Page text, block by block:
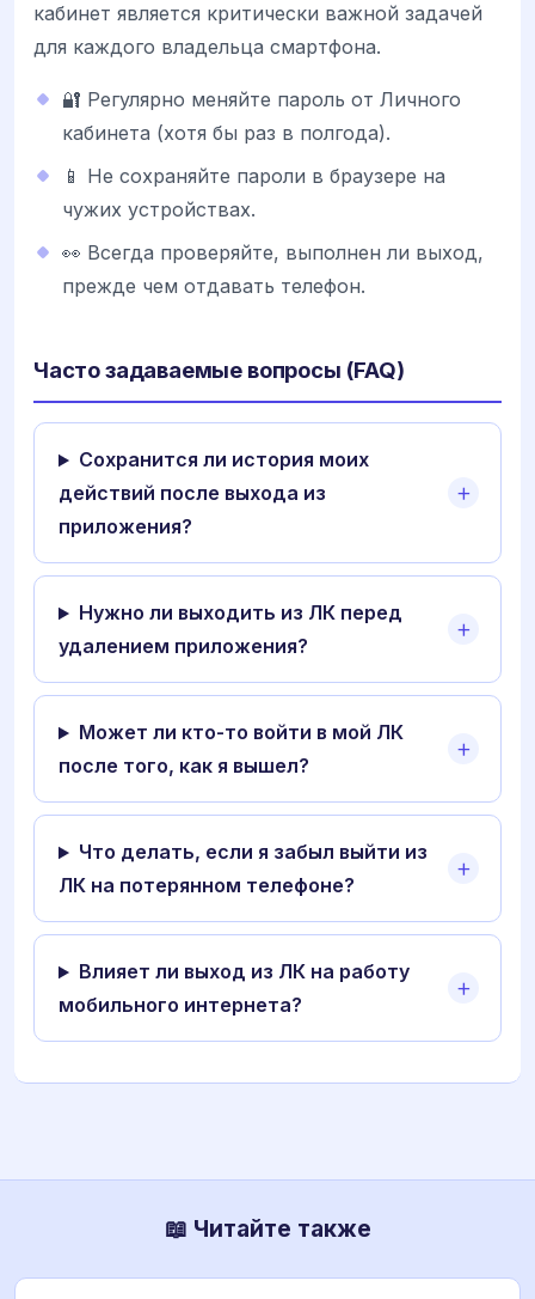
кабинет является критически важной задачей
для каждого владельца смартфона.
🔐 Регулярно меняйте пароль от Личного
кабинета (хотя бы раз в полгода).
📱 Не сохраняйте пароли в браузере на
чужих устройствах.
👀 Всегда проверяйте, выполнен ли выход,
прежде чем отдавать телефон.
Часто задаваемые вопросы (FAQ)
Сохранится ли история моих
действий после выхода из
приложения?
Нужно ли выходить из ЛК перед
удалением приложения?
Может ли кто-то войти в мой ЛК
после того, как я вышел?
Что делать, если я забыл выйти из
ЛК на потерянном телефоне?
Влияет ли выход из ЛК на работу
мобильного интернета?
📖 Читайте также